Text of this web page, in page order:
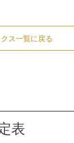
ス一覧に戻る
表